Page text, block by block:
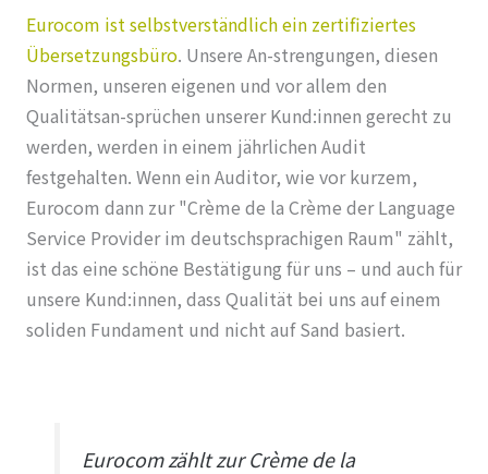
Eurocom ist selbstverständlich ein zertifiziertes
Übersetzungsbüro. Unsere An-strengungen, diesen
Normen, unseren eigenen und vor allem den
Qualitätsan-sprüchen unserer Kund:innen gerecht zu
werden, werden in einem jährlichen Audit
festgehalten. Wenn ein Auditor, wie vor kurzem,
Eurocom dann zur "Crème de la Crème der Language
Service Provider im deutschsprachigen Raum" zählt,
ist das eine schöne Bestätigung für uns – und auch für
unsere Kund:innen, dass Qualität bei uns auf einem
soliden Fundament und nicht auf Sand basiert.
Eurocom zählt zur Crème de la